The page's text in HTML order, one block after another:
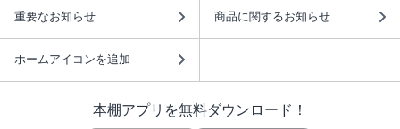
重要なお知らせ 商品に関するお知らせ
ホームアイコンを追加
本棚アプリを無料ダウンロード！